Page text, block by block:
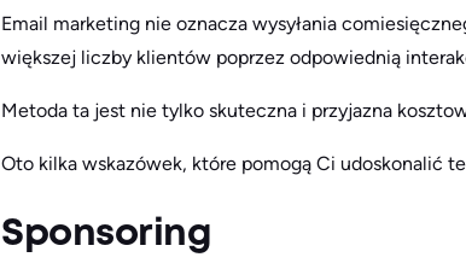
Email marketing nie oznacza wysyłania
większej liczby klientów poprzez odpowiednią
Metoda ta jest nie tylko skuteczna i przyjazna
Oto kilka wskazówek, które pomogą Ci udoskonalić
Sponsoring